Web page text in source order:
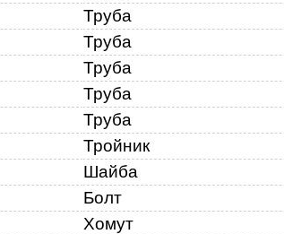
Труба
Труба
Труба
Труба
Труба
Тройник
Шайба
Болт
Хомут